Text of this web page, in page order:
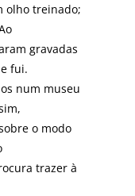
olho treinado;
gravadas
fui.
num museu
o modo
trazer à